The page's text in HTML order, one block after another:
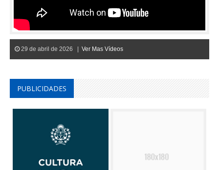
29 de abril de 2026 | Ver Mas Vídeos
PUBLICIDADES